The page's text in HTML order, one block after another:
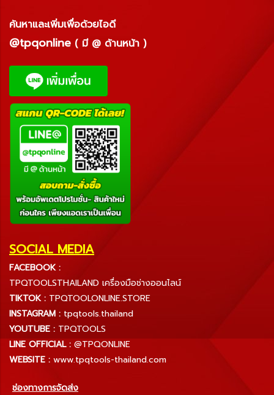
ค้นหาและเพิ่มเพื่อด้วยไอดี
@tpqonline ( มี @ ด้านหน้า )
SOCIAL MEDIA
FACEBOOK :
TPQTOOLSTHAILAND เครื่องมือช่างออนไลน์
TIKTOK : TPQTOOLONLINE.STORE
INSTAGRAM : tpqtools.thailand
YOUTUBE : TPQTOOLS
LINE OFFICIAL : @TPQONLINE
WEBSITE : www.tpqtools-thailand.com
ช่องทางการจัดส่ง